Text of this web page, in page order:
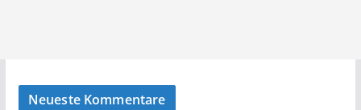
Neueste Kommentare